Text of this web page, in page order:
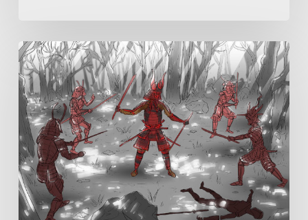
Etude
de
la
semaine
#006
Hardsurface
–
Le
samuraï
(armure
&
figure)